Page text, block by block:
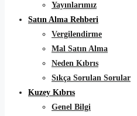
Yayınlarımız
Satın Alma Rehberi
Vergilendirme
Mal Satın Alma
Neden Kıbrıs
Sıkça Sorulan Sorular
Kuzey Kıbrıs
Genel Bilgi